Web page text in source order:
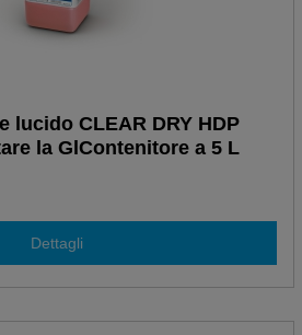
lucido CLEAR DRY HDP
la GlContenitore a 5 L
Dettagli